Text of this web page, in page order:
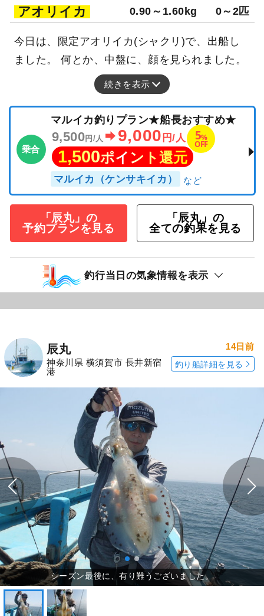
アオリイカ 0.90～1.60kg 0～2匹
今日は、限定アオリイカ(シャクリ)で、出船し
ました。 何とか、中盤に、顔を見られました。
続きを表示
乗合
マルイカ釣りプラン★船長おすすめ★
9,500 円/人 9,000 円/人 5%
OFF
1,500ポイント還元
マルイカ（ケンサキイカ）
「辰丸」の
予約プランを見る
「辰丸」の
全ての釣果を見る
釣行当日の気象情報を表示
辰丸
神奈川県 横須賀市 長井新宿
港
14日前
釣り船詳細を見る